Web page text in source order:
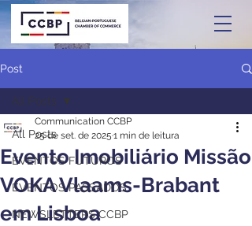
Post
All Posts
EVENTOS FUTUROS
EVENTOS PASSADOS
NEWSLETTERS CCBP
All Posts
Evento Imobiliário Missão
VOKA Vlaams-Brabant
em Lisboa
Communication CCBP
25 de set. de 2025 1 min de leitura